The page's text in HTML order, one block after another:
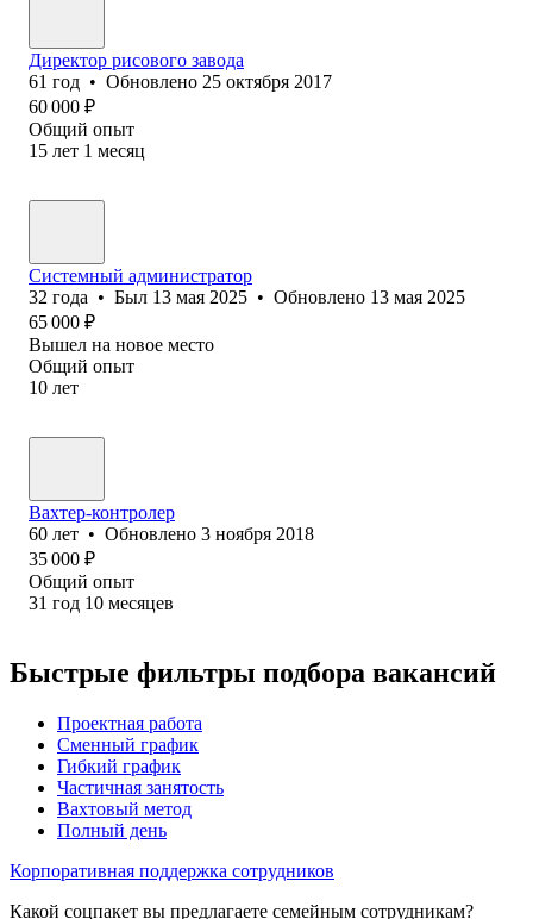
Директор рис‎ового завода
61 год • Обновлено 25 октября 2017
60 000 ₽
Общий опыт
15 лет 1 месяц
Системный администратор
32 года • Был 13 мая 2025 • Обновлено 13 мая 2025
65 000 ₽
Вышел на новое место
Общий опыт
10 лет
Вахтер-контролер
60 лет • Обновлено 3 ноября 2018
35 000 ₽
Общий опыт
31 год 10 месяцев
Быстрые фильтры подбора вакансий
Проектная работа
Сменный график
Гибкий график
Частичная занятость
Вахтовый метод
Полный день
Корпоративная поддержка сотрудников
Какой соцпакет вы предлагаете семейным сотрудникам?